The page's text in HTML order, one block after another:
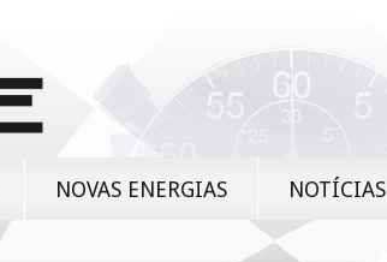
NOVAS ENERGIAS NOTÍCIAS